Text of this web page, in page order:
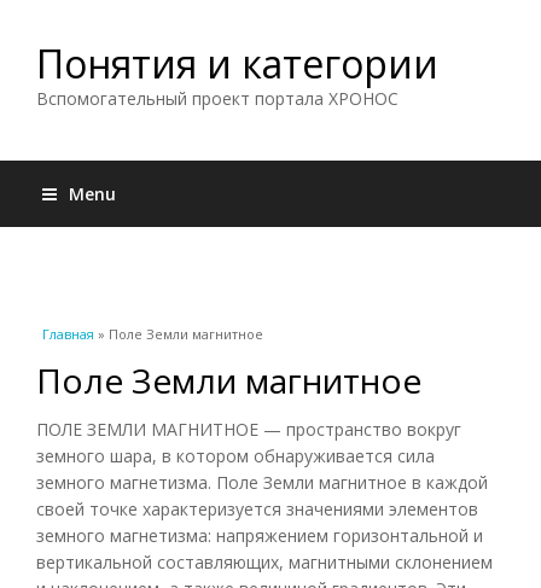
Понятия и категории
Вспомогательный проект портала ХРОНОС
Menu
Вы здесь
Главная » Поле Земли магнитное
Поле Земли магнитное
ПОЛЕ ЗЕМЛИ МАГНИТНОЕ — пространство вокруг
земного шара, в котором обнаруживается сила
земного магнетизма. Поле Земли магнитное в каждой
своей точке характеризуется значениями элементов
земного магнетизма: напряжением горизонтальной и
вертикальной составляющих, магнитными склонением